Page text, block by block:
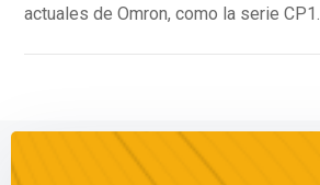
actuales de Omron, como la serie CP1.